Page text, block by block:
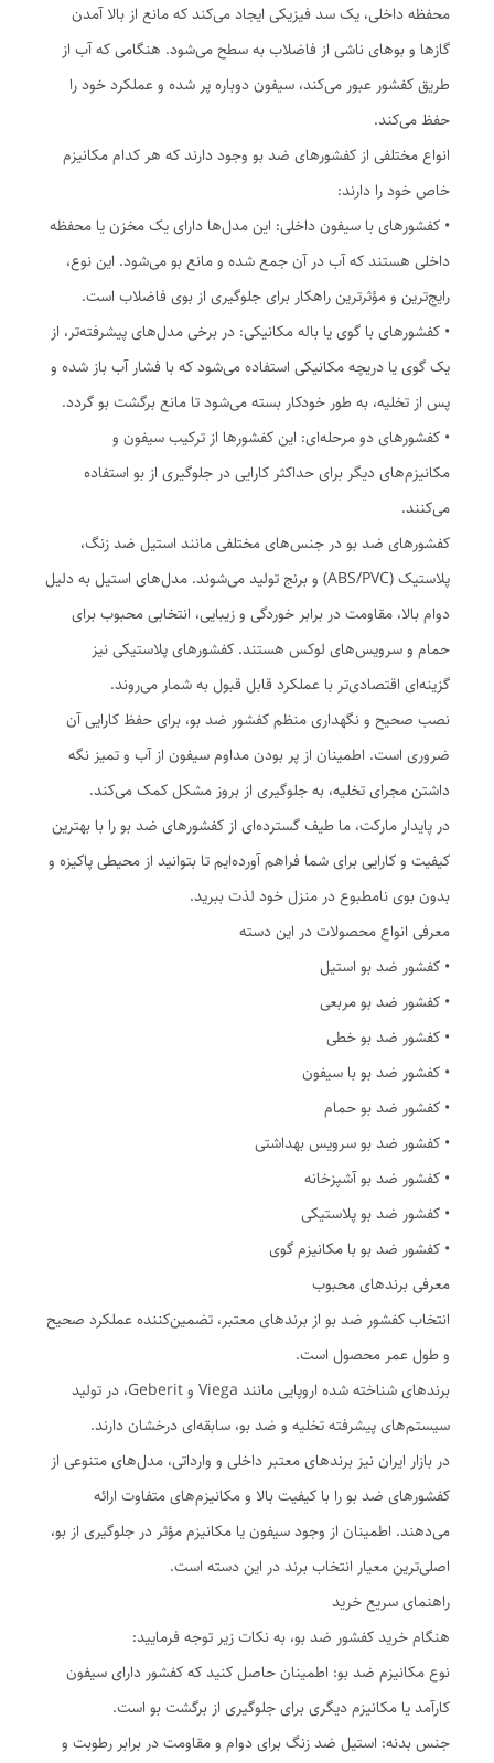
محفظه داخلی، یک سد فیزیکی ایجاد می‌کند که مانع از بالا آمدن
گازها و بوهای ناشی از فاضلاب به سطح می‌شود. هنگامی که آب از
طریق کفشور عبور می‌کند، سیفون دوباره پر شده و عملکرد خود را
حفظ می‌کند.
انواع مختلفی از کفشورهای ضد بو وجود دارند که هر کدام مکانیزم
خاص خود را دارند:
• کفشورهای با سیفون داخلی: این مدل‌ها دارای یک مخزن یا محفظه
داخلی هستند که آب در آن جمع شده و مانع بو می‌شود. این نوع،
رایج‌ترین و مؤثرترین راهکار برای جلوگیری از بوی فاضلاب است.
• کفشورهای با گوی یا باله مکانیکی: در برخی مدل‌های پیشرفته‌تر، از
یک گوی یا دریچه مکانیکی استفاده می‌شود که با فشار آب باز شده و
پس از تخلیه، به طور خودکار بسته می‌شود تا مانع برگشت بو گردد.
• کفشورهای دو مرحله‌ای: این کفشورها از ترکیب سیفون و
مکانیزم‌های دیگر برای حداکثر کارایی در جلوگیری از بو استفاده
می‌کنند.
کفشورهای ضد بو در جنس‌های مختلفی مانند استیل ضد زنگ،
پلاستیک (ABS/PVC) و برنج تولید می‌شوند. مدل‌های استیل به دلیل
دوام بالا، مقاومت در برابر خوردگی و زیبایی، انتخابی محبوب برای
حمام و سرویس‌های لوکس هستند. کفشورهای پلاستیکی نیز
گزینه‌ای اقتصادی‌تر با عملکرد قابل قبول به شمار می‌روند.
نصب صحیح و نگهداری منظم کفشور ضد بو، برای حفظ کارایی آن
ضروری است. اطمینان از پر بودن مداوم سیفون از آب و تمیز نگه
داشتن مجرای تخلیه، به جلوگیری از بروز مشکل کمک می‌کند.
در پایدار مارکت، ما طیف گسترده‌ای از کفشورهای ضد بو را با بهترین
کیفیت و کارایی برای شما فراهم آورده‌ایم تا بتوانید از محیطی پاکیزه و
بدون بوی نامطبوع در منزل خود لذت ببرید.
معرفی انواع محصولات در این دسته
• کفشور ضد بو استیل
• کفشور ضد بو مربعی
• کفشور ضد بو خطی
• کفشور ضد بو با سیفون
• کفشور ضد بو حمام
• کفشور ضد بو سرویس بهداشتی
• کفشور ضد بو آشپزخانه
• کفشور ضد بو پلاستیکی
• کفشور ضد بو با مکانیزم گوی
معرفی برندهای محبوب
انتخاب کفشور ضد بو از برندهای معتبر، تضمین‌کننده عملکرد صحیح
و طول عمر محصول است.
برندهای شناخته شده اروپایی مانند Viega و Geberit، در تولید
سیستم‌های پیشرفته تخلیه و ضد بو، سابقه‌ای درخشان دارند.
در بازار ایران نیز برندهای معتبر داخلی و وارداتی، مدل‌های متنوعی از
کفشورهای ضد بو را با کیفیت بالا و مکانیزم‌های متفاوت ارائه
می‌دهند. اطمینان از وجود سیفون یا مکانیزم مؤثر در جلوگیری از بو،
اصلی‌ترین معیار انتخاب برند در این دسته است.
راهنمای سریع خرید
هنگام خرید کفشور ضد بو، به نکات زیر توجه فرمایید:
نوع مکانیزم ضد بو: اطمینان حاصل کنید که کفشور دارای سیفون
کارآمد یا مکانیزم دیگری برای جلوگیری از برگشت بو است.
جنس بدنه: استیل ضد زنگ برای دوام و مقاومت در برابر رطوبت و